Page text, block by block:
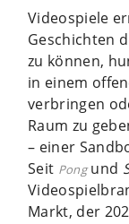
Videospiele
Geschichten
zu können,
in einem
verbringen
Raum zu
– einer
Seit Pongund
Markt, der